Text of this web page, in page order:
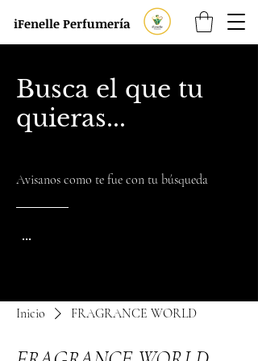
iFenelle Perfumería
Busca el que tu
quieras...
Avisanos como te fue con tu búsqueda
...
Inicio FRAGRANCE WORLD